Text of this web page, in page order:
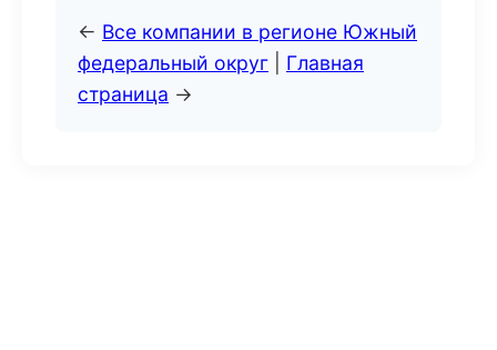
← Все компании в регионе Южный
федеральный округ
Главная
страница →